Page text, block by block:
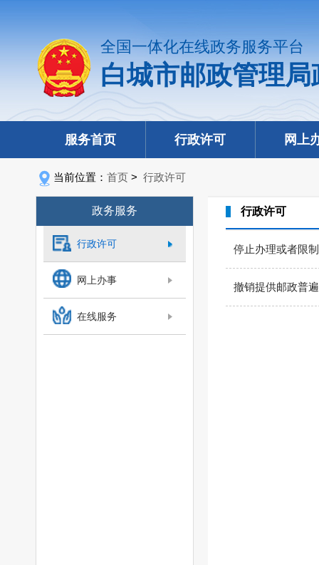
全国一体化在线政务服务平台
白城市邮政管理
服务首页 行政许可 网上
当前位置： 首页 > 行政许可
政务服务
行政许可
网上办事
在线服务
行政许可
停止办理或者限
撤销提供邮政普